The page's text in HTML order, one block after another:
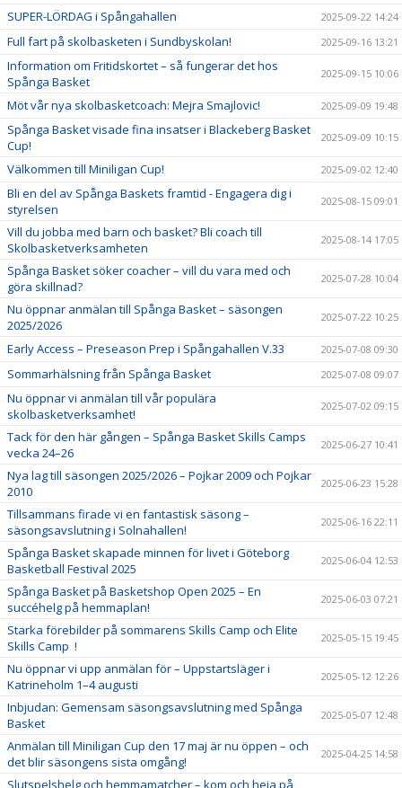
SUPER-LÖRDAG i Spångahallen 2025-09-22 14:24
Full fart på skolbasketen i Sundbyskolan! 2025-09-16 13:21
Information om Fritidskortet – så fungerar det hos
Spånga Basket
2025-09-15 10:06
Möt vår nya skolbasketcoach: Mejra Smajlovic! 2025-09-09 19:48
Spånga Basket visade fina insatser i Blackeberg Basket
Cup!
2025-09-09 10:15
Välkommen till Miniligan Cup! 2025-09-02 12:40
Bli en del av Spånga Baskets framtid - Engagera dig i
styrelsen
2025-08-15 09:01
Vill du jobba med barn och basket? Bli coach till
Skolbasketverksamheten
2025-08-14 17:05
Spånga Basket söker coacher – vill du vara med och
göra skillnad?
2025-07-28 10:04
Nu öppnar anmälan till Spånga Basket – säsongen
2025/2026
2025-07-22 10:25
Early Access – Preseason Prep i Spångahallen V.33 2025-07-08 09:30
Sommarhälsning från Spånga Basket 2025-07-08 09:07
Nu öppnar vi anmälan till vår populära
skolbasketverksamhet!
2025-07-02 09:15
Tack för den här gången – Spånga Basket Skills Camps
vecka 24–26
2025-06-27 10:41
Nya lag till säsongen 2025/2026 – Pojkar 2009 och Pojkar
2010
2025-06-23 15:28
Tillsammans firade vi en fantastisk säsong –
säsongsavslutning i Solnahallen!
2025-06-16 22:11
Spånga Basket skapade minnen för livet i Göteborg
Basketball Festival 2025
2025-06-04 12:53
Spånga Basket på Basketshop Open 2025 – En
succéhelg på hemmaplan!
2025-06-03 07:21
Starka förebilder på sommarens Skills Camp och Elite
Skills Camp !
2025-05-15 19:45
Nu öppnar vi upp anmälan för – Uppstartsläger i
Katrineholm 1–4 augusti
2025-05-12 12:26
Inbjudan: Gemensam säsongsavslutning med Spånga
Basket
2025-05-07 12:48
Anmälan till Miniligan Cup den 17 maj är nu öppen – och
det blir säsongens sista omgång!
2025-04-25 14:58
Slutspelshelg och hemmamatcher – kom och heja på